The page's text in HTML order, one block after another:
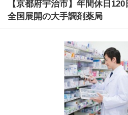
【京都府宇治市】年間休日
全国展開の大手調剤薬局